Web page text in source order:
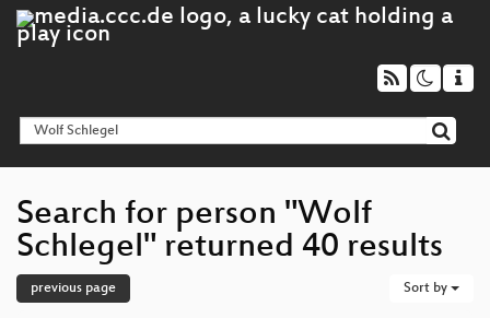
Search for person "Wolf
Schlegel" returned 40 results
previous page Sort by